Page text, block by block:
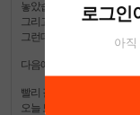
놓았습니다.
그리고 시계도 손목시계만
그런데 시계를 볼 수있는
다음에 보실 분들께 도움이
빨리 결과가 나왔으면 좋겠
오늘 보신분들 모두 화이팅
로그인
아직